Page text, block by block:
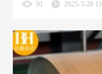
91 2025-3-28